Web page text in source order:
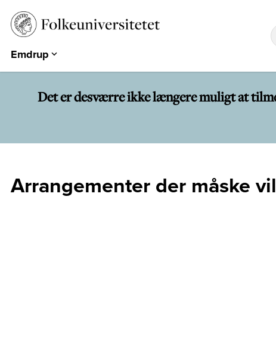
Emdrup
Aarhus
Emdrup
Herning
PARK
EUROPA 360°
Det er desværre ikke længere muligt at
Arrangementer der måske